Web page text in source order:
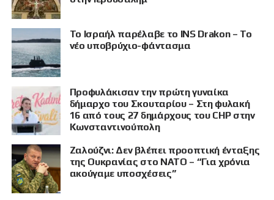
Το Ισραήλ παρέλαβε το INS Drakon – Το
νέο υποβρύχιο-φάντασμα
Προφυλάκισαν την πρώτη γυναίκα
δήμαρχο του Σκουταρίου – Στη φυλακή
16 από τους 27 δημάρχους του CHP στην
Κωνσταντινούπολη
Ζαλούζνι: Δεν βλέπει προοπτική ένταξης
της Ουκρανίας στο ΝΑΤΟ – “Για χρόνια
ακούγαμε υποσχέσεις”